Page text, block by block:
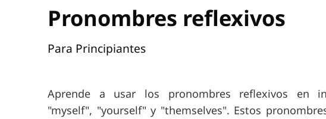
Pronombres reflexivos
Para Principiantes
Aprende a usar los pronombres reflexivos en
"myself", "yourself" y "themselves". Estos